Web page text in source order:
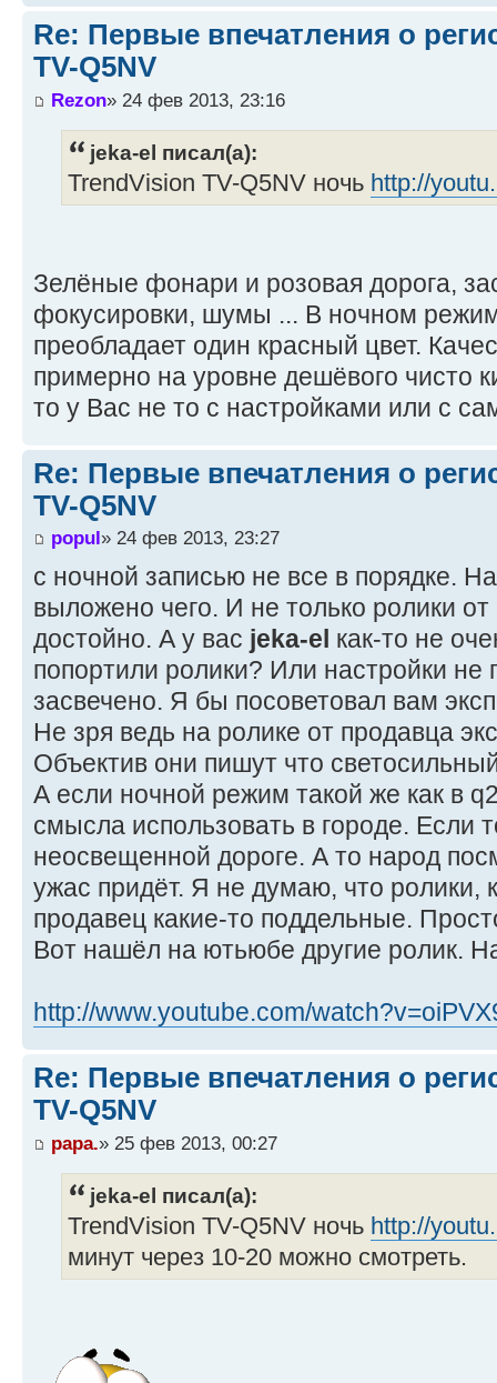
Re: Первые впечатления о
TV-Q5NV
Rezon» 24 фев 2013, 23:16
jeka-el писал(а):
TrendVision TV-Q5NV ночь http://
Зелёные фонари и розовая дорога,
фокусировки, шумы ... В ночном
преобладает один красный цвет.
примерно на уровне дешёвого чисто
то у Вас не то с настройками или с
Re: Первые впечатления о
TV-Q5NV
popul» 24 фев 2013, 23:27
с ночной записью не все в порядке.
выложено чего. И не только ролики
достойно. А у вас jeka-el как-то не
попортили ролики? Или настройки не
засвечено. Я бы посоветовал вам
Не зря ведь на ролике от продавца
Объектив они пишут что
А если ночной режим такой же как в
смысла использовать в городе. Если
неосвещенной дороге. А то народ
ужас придёт. Я не думаю, что ролики,
продавец какие-то поддельные.
Вот нашёл на ютьюбе другие ролик.
http://www.youtube.com/
Re: Первые впечатления о
TV-Q5NV
papa.» 25 фев 2013, 00:27
jeka-el писал(а):
TrendVision TV-Q5NV ночь http://
минут через 10-20 можно смотреть.